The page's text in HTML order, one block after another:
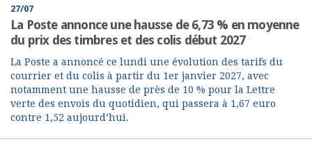
27/07
La Poste annonce une hausse de 6,73 % en moyenne
du prix des timbres et des colis début 2027
La Poste a annoncé ce lundi une évolution des tarifs du
courrier et du colis à partir du 1er janvier 2027, avec
notamment une hausse de près de 10 % pour la Lettre
verte des envois du quotidien, qui passera à 1,67 euro
contre 1,52 aujourd’hui.